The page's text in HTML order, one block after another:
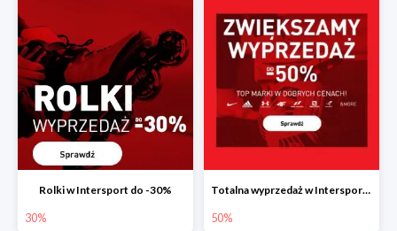
Rolki w Intersport do -30%
30%
Totalna wyprzedaż w Intersport do -50%
50%